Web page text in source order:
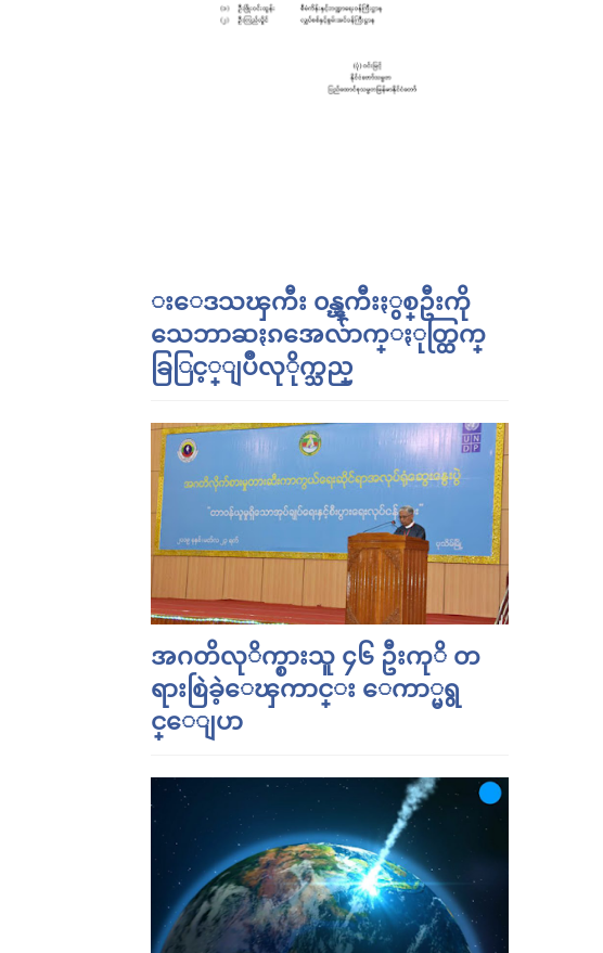
းေဒသၾကီး ၀န္ၾကီးႏွစ္ဦးကို
သေဘာဆႏၵအေလ်ာက္ႏုတ္ထြက္
ခြြင့္ျပဳလုိုက္သည္
အဂတိလုိက္စားသူ ၄၆ ဦးကုိ တ
ရားစြဲခဲ့ေၾကာင္း ေကာ္မရွ
င္ေျပာ